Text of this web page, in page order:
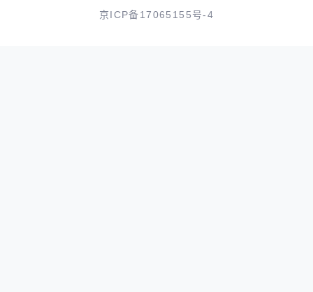
京ICP备17065155号-4